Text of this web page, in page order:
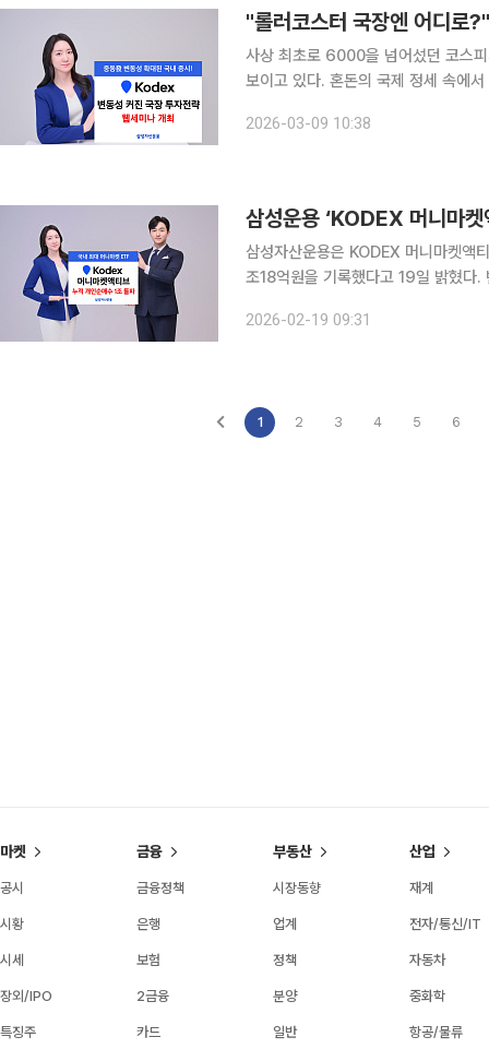
"롤러코스터 국장엔 어디로
사상 최초로 6000을 넘어섰던 코스피
보이고 있다. 혼돈의 국제 정세 속에
혼돈의 국제 정세, KODEX ETF 투자
2026-03-09 10:38
삼성운용 ‘KODEX 머니마
삼성자산운용은 KODEX 머니마켓액
조18억원을 기록했다고 19일 밝혔다. 변동성이 큰 시장 상황 속에서, 안정성과 유동성을 원하는 개
ETF의 순자산은 7조8922억원으로
2026-02-19 09:31
1 2 3 4 5 6
마켓
공시
시황
시세
장외/IPO
특징주
금융
금융정책
은행
보험
2금융
카드
부동산
시장동향
업계
정책
분양
일반
산업
재계
전자/통신/IT
자동차
중화학
항공/물류